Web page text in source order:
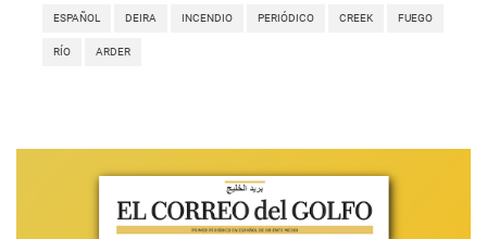
ESPAÑOL DEIRA INCENDIO PERIÓDICO CREEK FUEGO
RÍO ARDER